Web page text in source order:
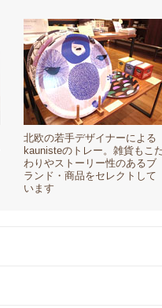
北欧の若手デザイナーによる
kaunisteのトレー。雑貨もこ
わりやストーリー性のあるブ
ランド・商品をセレクトして
います